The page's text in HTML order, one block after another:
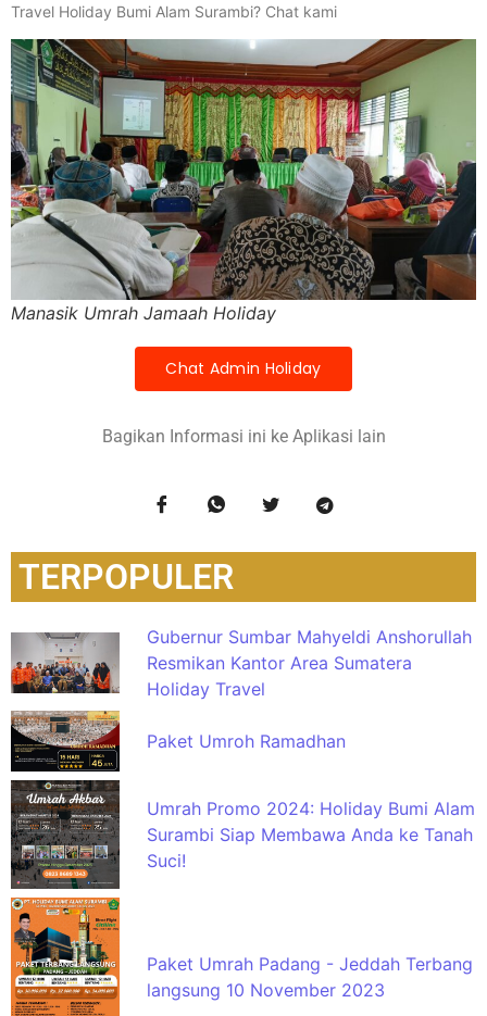
Travel Holiday Bumi Alam Surambi? Chat kami
Manasik Umrah Jamaah Holiday
Chat Admin Holiday
Bagikan Informasi ini ke Aplikasi lain
TERPOPULER
Gubernur Sumbar Mahyeldi Anshorullah
Resmikan Kantor Area Sumatera
Holiday Travel
Paket Umroh Ramadhan
Umrah Promo 2024: Holiday Bumi Alam
Surambi Siap Membawa Anda ke Tanah
Suci!
Paket Umrah Padang - Jeddah Terbang
langsung 10 November 2023